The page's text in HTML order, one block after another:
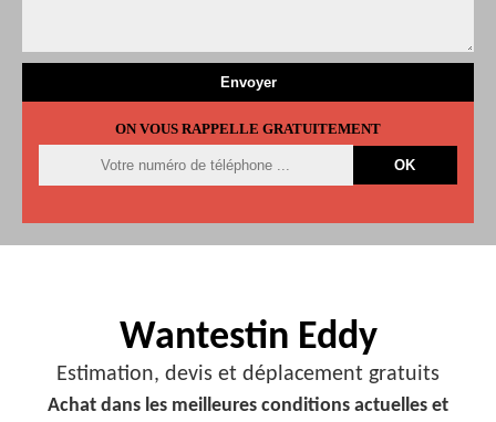
ON VOUS RAPPELLE GRATUITEMENT
Wantestin Eddy
Estimation, devis et déplacement gratuits
Achat dans les meilleures conditions actuelles et